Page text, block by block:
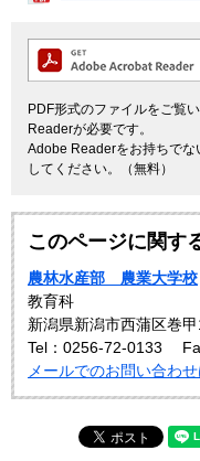
PDF形式のファイルをご覧
Readerが必要です。
Adobe Readerをお持ちでな
してください。（無料）
このページに関す
農林水産部 農業大学校
教育科
新潟県新潟市西蒲区巻甲
Tel：0256-72-0133
メールでのお問い合わ